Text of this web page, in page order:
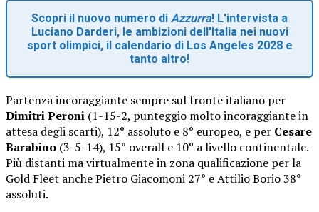
Scopri il nuovo numero di Azzurra! L'intervista a
Luciano Darderi, le ambizioni dell'Italia nei nuovi
sport olimpici, il calendario di Los Angeles 2028 e
tanto altro!
Partenza incoraggiante sempre sul fronte italiano per
Dimitri Peroni (1-15-2, punteggio molto incoraggiante in
attesa degli scarti), 12° assoluto e 8° europeo, e per Cesare
Barabino (3-5-14), 15° overall e 10° a livello continentale.
Più distanti ma virtualmente in zona qualificazione per la
Gold Fleet anche Pietro Giacomoni 27° e Attilio Borio 38°
assoluti.